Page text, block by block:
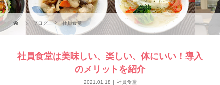
ブログ 社員食堂
社員食堂は美味しい、楽しい、体にいい！導入
のメリットを紹介
2021.01.18 社員食堂